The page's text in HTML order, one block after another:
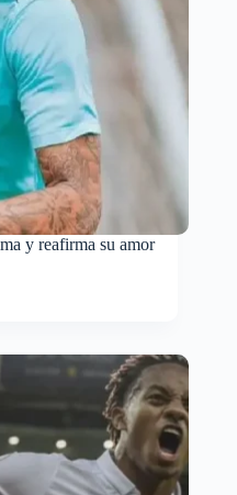
y reafirma su amor